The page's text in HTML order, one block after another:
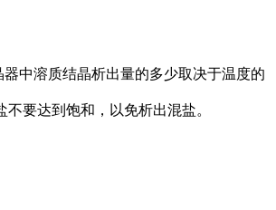
中溶质结晶析出量的多少取决于温度的
要达到饱和，以免析出混盐。